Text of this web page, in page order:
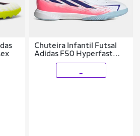
Chuteira Infantil Futsal
Adidas F50 Hyperfast
League